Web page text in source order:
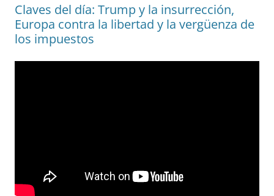
Claves del día: Trump y la insurrección,
Europa contra la libertad y la vergüenza de
los impuestos